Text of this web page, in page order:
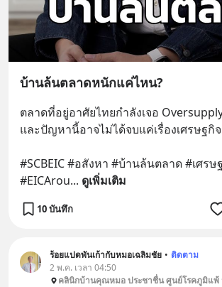
บ้านล้นตลาดหนักแค่ไหน?
ตลาดที่อยู่อาศัยไทยกำลังเจอ
และปัญหานี้อาจไม่ได้จบแค่เรื่องเศรษฐกิจ
#SCBEIC #อสังหา #บ้านล้นตลาด #เศรษ
#EICArou... ดูเพิ่มเติม
10 บันทึก
ร้อยแปดพันเก้ากับหมอเฉลิมชัย • ติดตาม
2 พ.ค. เวลา 04:50
คลินิกบ้านคุณหมอ ประชาชื่น ศูนย์โรคภูมิแพ้